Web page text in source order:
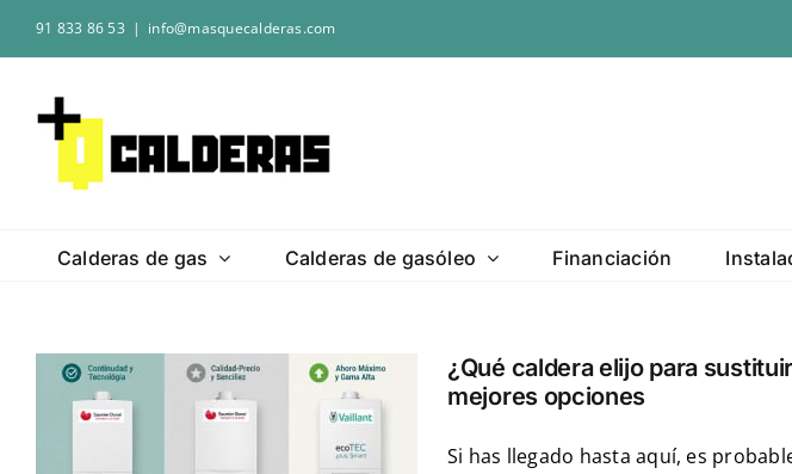
91 833 86 53 | info@masquecalderas.com
Calderas de gas Calderas de gasóleo Financiación
¿Qué caldera elijo para
mejores opciones
Si has llegado hasta aquí, es